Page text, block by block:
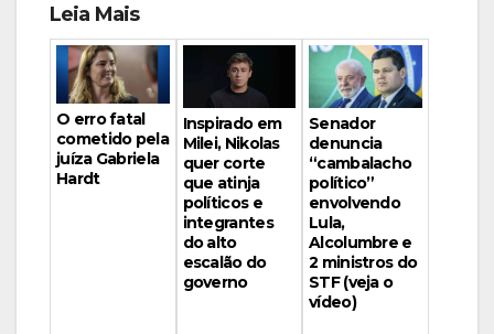
Leia Mais
O erro fatal
cometido pela
juíza Gabriela
Hardt
Inspirado em
Milei, Nikolas
quer corte
que atinja
políticos e
integrantes
do alto
escalão do
governo
Senador
denuncia
“cambalacho
político”
envolvendo
Lula,
Alcolumbre e
2 ministros do
STF (veja o
vídeo)